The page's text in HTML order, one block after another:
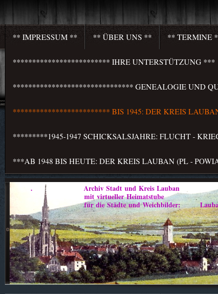
** IMPRESSUM ** ** ÜBER UNS ** ** TERMINE
************************* IHRE UNTERSTÜTZUNG ***
******************************* GENEALOGIE UND
************************* BIS 1945: DER KREIS
*********1945-1947 SCHICKSALSJAHRE: FLUCHT -
***AB 1948 BIS HEUTE: DER KREIS LAUBAN (PL -
. Archiv Stadt und Kreis Lauban
mit virtueller Heimatstube
für die Städte und Weichbilder: Lauban -